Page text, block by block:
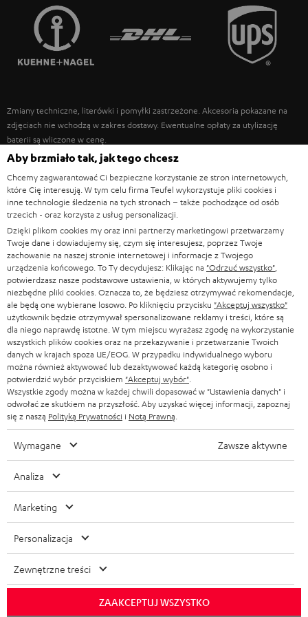
GŁOŚNIKI
ULTIMA
FANSHOP
NOWOŚCI
TEUFEL STORY
ZARZĄD
WARTOŚCI
FRANCJA
POLSKA
WŁOCHY
STANY ZJEDNOCZONE
INNE KRAJE
Zmiany techniczne, literówki i pomyłki zastrzeżone. Akcesoria pokazane na
zdjęciach nie wchodzą w zakres dostawy. Ewentualne opłaty za utylizację
baterii są wliczone w cenę.
©2026 Lautsprecher Teufel GmbH - All rights reserved.
Nota prawna OWH
Polityka prywatności
Ustawienia ochrony prywatności
EU Data Act
Aby brzmiało tak, jak tego chcesz
Chcemy zagwarantować Ci bezpieczne korzystanie ze stron internetowych,
które Cię interesują. W tym celu firma Teufel wykorzystuje pliki cookies i
inne technologie śledzenia na tych stronach – także pochodzące od osób
trzecich - oraz korzysta z usług personalizacji.
Dzięki plikom cookies my oraz inni partnerzy marketingowi przetwarzamy
Twoje dane i dowiadujemy się, czym się interesujesz, poprzez Twoje
zachowanie na naszej stronie internetowej i informacje z Twojego
urządzenia końcowego. To Ty decydujesz: Klikając na "Odrzuć wszystko"
potwierdzasz nasze podstawowe ustawienia, w których aktywujemy tylko
niezbędne pliki cookies. Oznacza to, że będziesz otrzymywać rekomendacje,
ale będą one wybierane losowo. Po kliknięciu przycisku "Akceptuj wszystko"
użytkownik będzie otrzymywał spersonalizowane reklamy i treści, które są
dla niego naprawdę istotne. W tym miejscu wyrażasz zgodę na wykorzystanie
wszystkich plików cookies oraz na przekazywanie i przetwarzanie Twoich
danych w krajach spoza UE/EOG. W przypadku indywidualnego wyboru
można również aktywować lub dezaktywować każdą kategorię osobno i
potwierdzić wybór przyciskiem "Akceptuj wybór"
Wszystkie zgody można w każdej chwili dopasować w "Ustawienia danych" i
odwołać ze skutkiem na przyszłość. Aby uzyskać więcej informacji, zapoznaj
się z naszą Polityką Prywatności i Notą Prawną
Wymagane Zawsze aktywne
Analiza
Marketing
Personalizacja
Zewnętrzne treści
ZAAKCEPTUJ WSZYSTKO